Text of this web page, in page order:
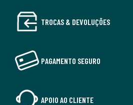
TROCAS & DEVOLUÇÕES
PAGAMENTO SEGURO
APOIO AO CLIENTE